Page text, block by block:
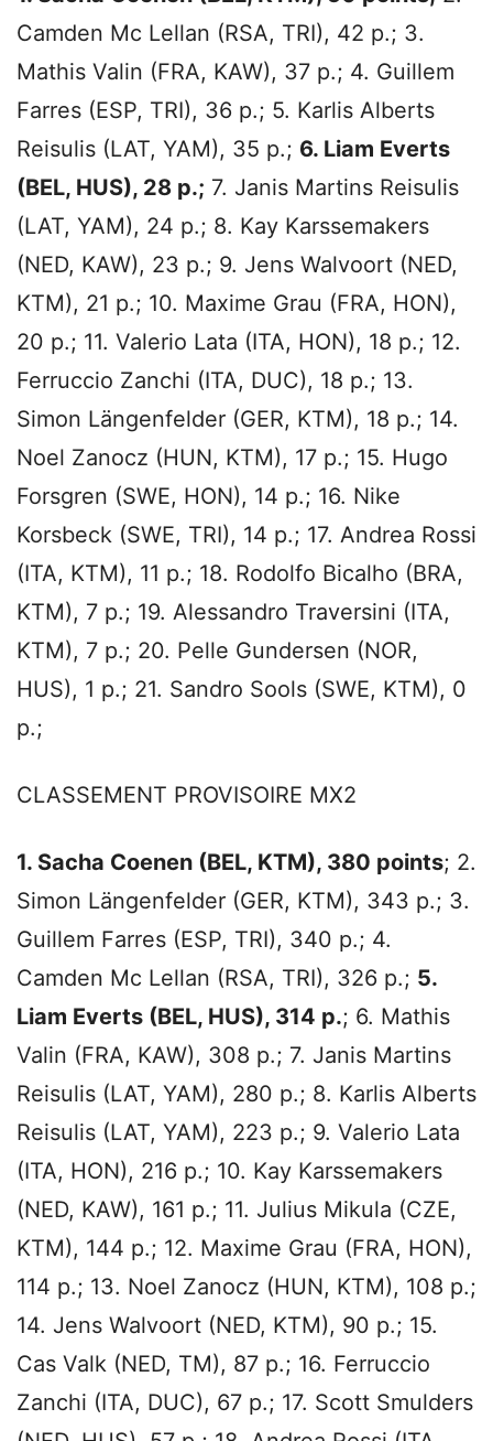
Camden Mc Lellan (RSA, TRI), 42 p.; 3.
Mathis Valin (FRA, KAW), 37 p.; 4. Guillem
Farres (ESP, TRI), 36 p.; 5. Karlis Alberts
Reisulis (LAT, YAM), 35 p.; 6. Liam Everts
(BEL, HUS), 28 p.; 7. Janis Martins Reisulis
(LAT, YAM), 24 p.; 8. Kay Karssemakers
(NED, KAW), 23 p.; 9. Jens Walvoort (NED,
KTM), 21 p.; 10. Maxime Grau (FRA, HON),
20 p.; 11. Valerio Lata (ITA, HON), 18 p.; 12.
Ferruccio Zanchi (ITA, DUC), 18 p.; 13.
Simon Längenfelder (GER, KTM), 18 p.; 14.
Noel Zanocz (HUN, KTM), 17 p.; 15. Hugo
Forsgren (SWE, HON), 14 p.; 16. Nike
Korsbeck (SWE, TRI), 14 p.; 17. Andrea Rossi
(ITA, KTM), 11 p.; 18. Rodolfo Bicalho (BRA,
KTM), 7 p.; 19. Alessandro Traversini (ITA,
KTM), 7 p.; 20. Pelle Gundersen (NOR,
HUS), 1 p.; 21. Sandro Sools (SWE, KTM), 0
p.;
CLASSEMENT PROVISOIRE MX2
1. Sacha Coenen (BEL, KTM), 380 points; 2.
Simon Längenfelder (GER, KTM), 343 p.; 3.
Guillem Farres (ESP, TRI), 340 p.; 4.
Camden Mc Lellan (RSA, TRI), 326 p.; 5.
Liam Everts (BEL, HUS), 314 p.; 6. Mathis
Valin (FRA, KAW), 308 p.; 7. Janis Martins
Reisulis (LAT, YAM), 280 p.; 8. Karlis Alberts
Reisulis (LAT, YAM), 223 p.; 9. Valerio Lata
(ITA, HON), 216 p.; 10. Kay Karssemakers
(NED, KAW), 161 p.; 11. Julius Mikula (CZE,
KTM), 144 p.; 12. Maxime Grau (FRA, HON),
114 p.; 13. Noel Zanocz (HUN, KTM), 108 p.;
14. Jens Walvoort (NED, KTM), 90 p.; 15.
Cas Valk (NED, TM), 87 p.; 16. Ferruccio
Zanchi (ITA, DUC), 67 p.; 17. Scott Smulders